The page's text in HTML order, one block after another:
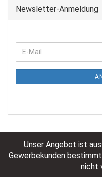
Newsletter-Anmeldung
Unser Angebot ist
Gewerbekunden
nicht